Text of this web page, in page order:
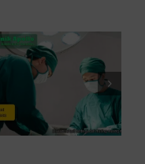
Keuntungan
dan
Risikonya?